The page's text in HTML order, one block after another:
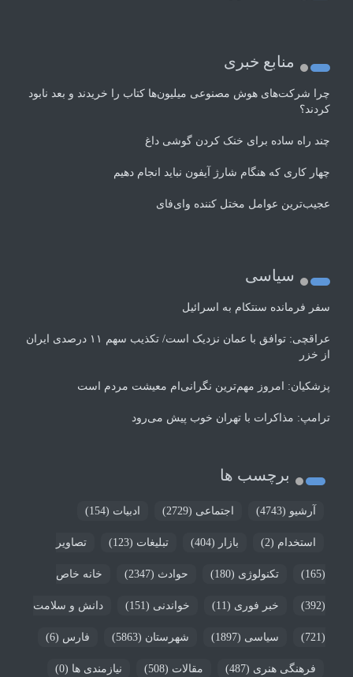
منابع خبری
چرا شرکت‌های هوش مصنوعی میلیون‌ها کتاب را خریدند و بعد نابود
کردند؟
چند راه‌ ساده برای خنک کردن گوشی داغ
چهار کاری که هنگام شارژ آیفون نباید انجام دهیم
عجیب‌ترین عوامل مختل کننده وای‌فای
سیاسی
سفر فرمانده سنتکام به اسرائیل
عراقچی: توافق با عمان نزدیک است/ تکذیب سهم ۱۱ درصدی ایران
از خزر
پزشکیان: امروز مهم‌ترین نگرانی‌ام معیشت مردم است
ترامپ: مذاکرات با تهران خوب پیش می‌رود
برچسب ها
آرشیو (4743) اجتماعی (2729) ادبیات (154)
استخدام (2) بازار (404) تبلیغات (123) تصاویر
(165) تکنولوژی (180) حوادث (2347) خانه خاص
(392) خبر فوری (11) خواندنی (151) دانش و سلامت
(721) سیاسی (1897) شهرستان (5863) فارس (6)
فرهنگی هنری (487) مقالات (508) نیازمندی ها (0)